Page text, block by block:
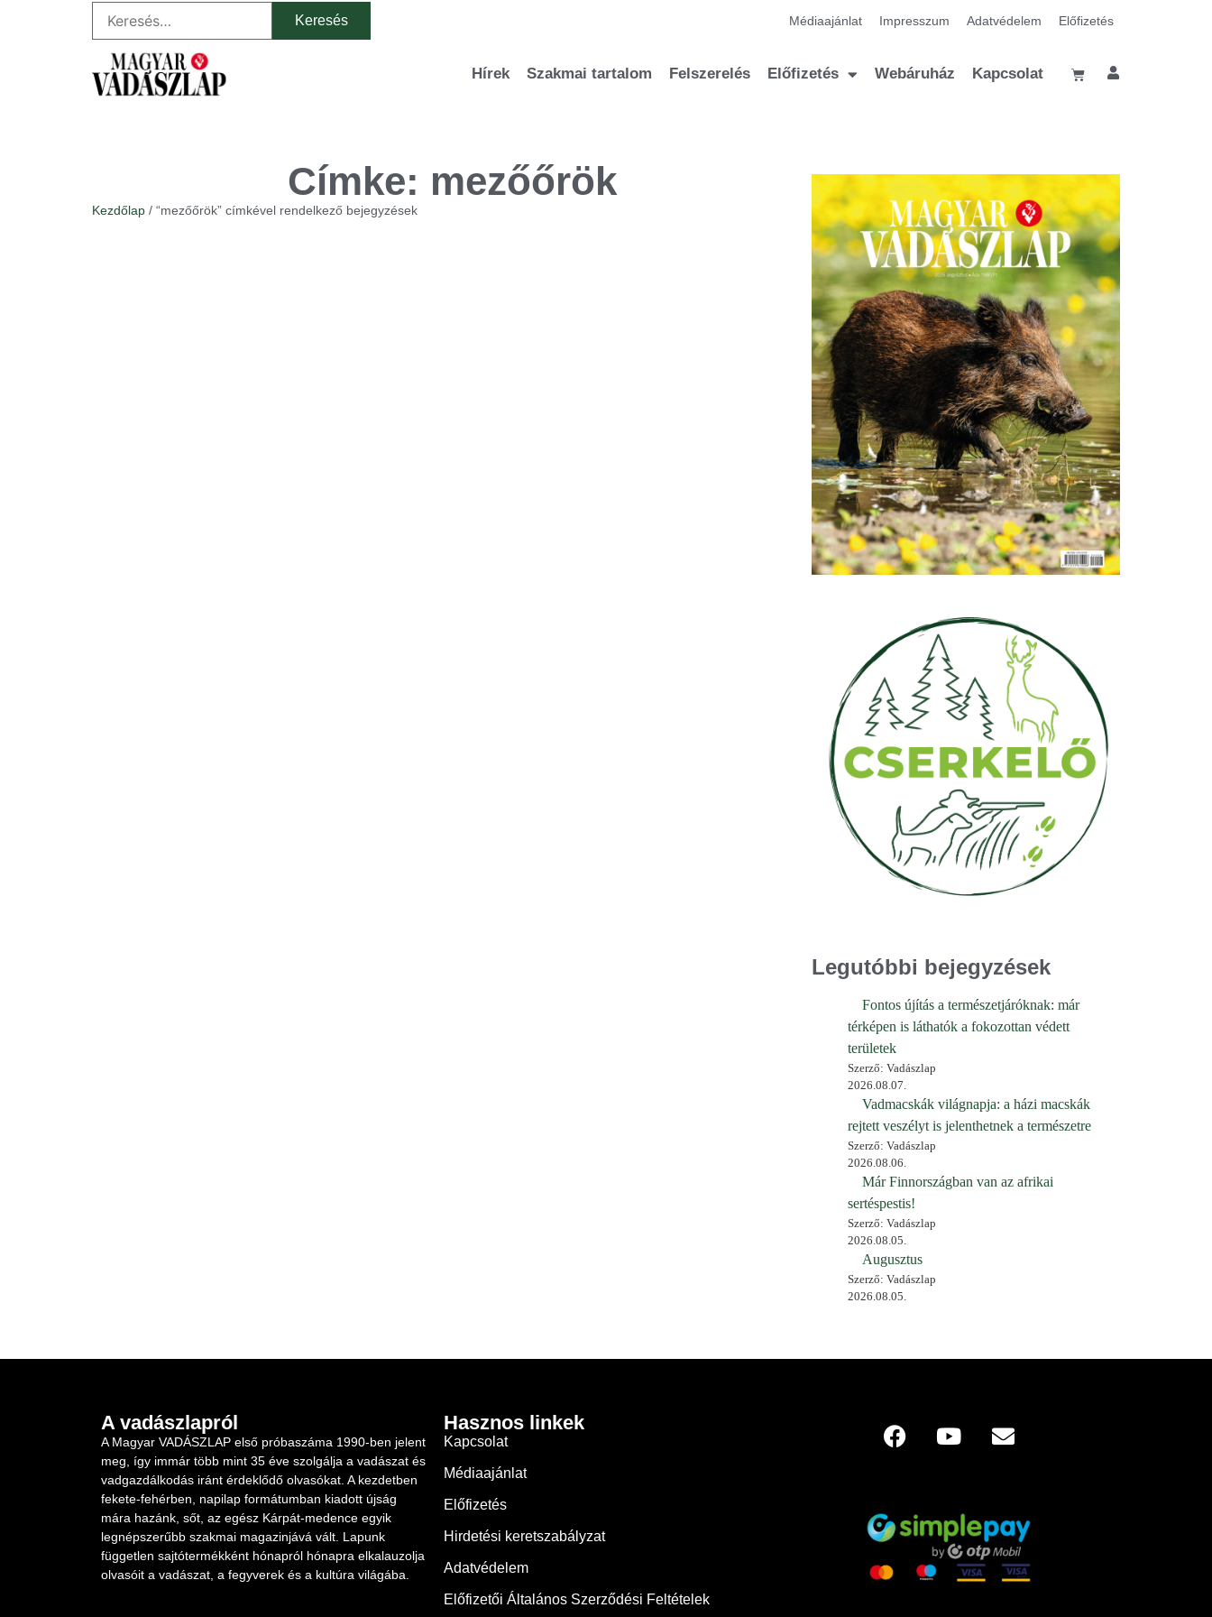
Médiaajánlat Impresszum Adatvédelem Előfizetés
Hírek Szakmai tartalom Felszerelés Előfizetés Webáruház Kapcsolat
Címke: mezőőrök
Kezdőlap / “mezőőrök” címkével rendelkező bejegyzések
Legutóbbi bejegyzések
Fontos újítás a természetjáróknak: már
térképen is láthatók a fokozottan védett
területek
Szerző: Vadászlap
2026.08.07.
Vadmacskák világnapja: a házi macskák
rejtett veszélyt is jelenthetnek a természetre
Szerző: Vadászlap
2026.08.06.
Már Finnországban van az afrikai
sertéspestis!
Szerző: Vadászlap
2026.08.05.
Augusztus
Szerző: Vadászlap
2026.08.05.
A vadászlapról
A Magyar VADÁSZLAP első próbaszáma 1990-ben jelent
meg, így immár több mint 35 éve szolgálja a vadászat és
vadgazdálkodás iránt érdeklődő olvasókat. A kezdetben
fekete-fehérben, napilap formátumban kiadott újság
mára hazánk, sőt, az egész Kárpát-medence egyik
legnépszerűbb szakmai magazinjává vált. Lapunk
független sajtótermékként hónapról hónapra elkalauzolja
olvasóit a vadászat, a fegyverek és a kultúra világába.
Hasznos linkek
Kapcsolat
Médiaajánlat
Előfizetés
Hirdetési keretszabályzat
Adatvédelem
Előfizetői Általános Szerződési Feltételek